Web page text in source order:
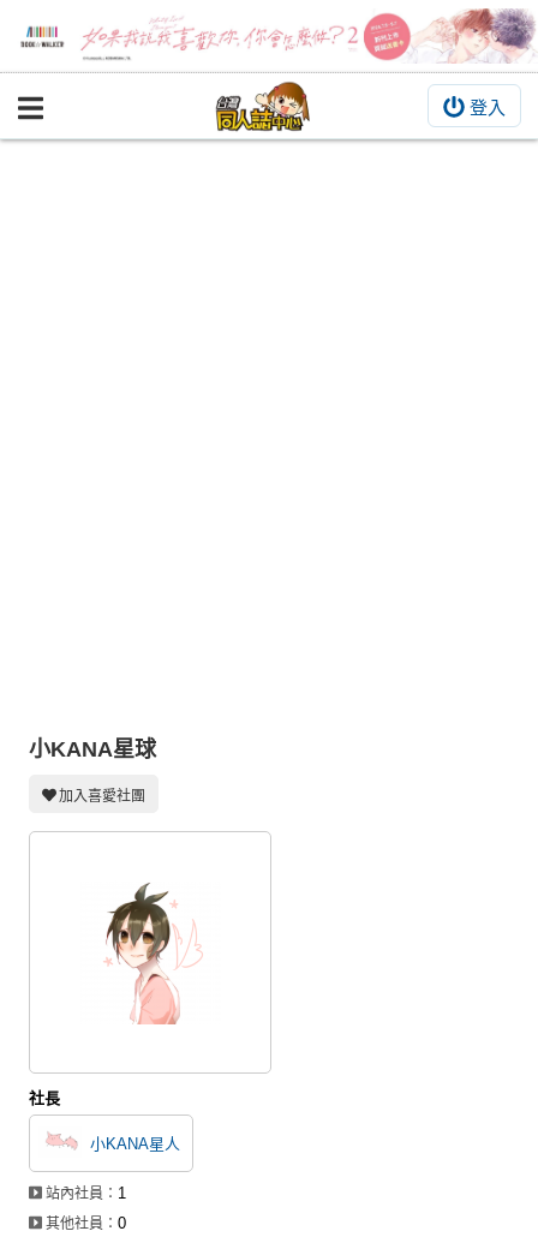
登入
BOOKY書集倉庫
交流中心
攤位轉讓區
會員功能選單
註冊會員
登入
小KANA星球
加入喜愛社團
社長
小KANA星人
站內社員： 1
其他社員：0